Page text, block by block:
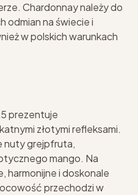
Chardonnay należy do
odmian na świecie i
w polskich warunkach
prezentuje
złotymi refleksami.
nuty grejpfruta,
mango. Na
harmonijne i doskonale
przechodzi w